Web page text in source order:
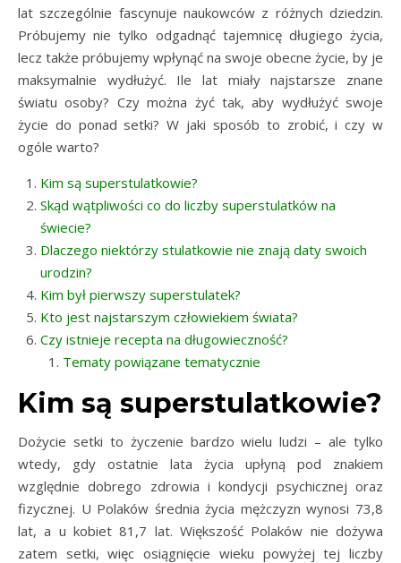
lat szczególnie fascynuje naukowców z różnych dziedzin.
Próbujemy nie tylko odgadnąć tajemnicę długiego życia,
lecz także próbujemy wpłynąć na swoje obecne życie, by je
maksymalnie wydłużyć. Ile lat miały najstarsze znane
światu osoby? Czy można żyć tak, aby wydłużyć swoje
życie do ponad setki? W jaki sposób to zrobić, i czy w
ogóle warto?
Kim są superstulatkowie?
Skąd wątpliwości co do liczby superstulatków na
świecie?
Dlaczego niektórzy stulatkowie nie znają daty swoich
urodzin?
Kim był pierwszy superstulatek?
Kto jest najstarszym człowiekiem świata?
Czy istnieje recepta na długowieczność?
Tematy powiązane tematycznie
Kim są superstulatkowie?
Dożycie setki to życzenie bardzo wielu ludzi – ale tylko
wtedy, gdy ostatnie lata życia upłyną pod znakiem
względnie dobrego zdrowia i kondycji psychicznej oraz
fizycznej. U Polaków średnia życia mężczyzn wynosi 73,8
lat, a u kobiet 81,7 lat. Większość Polaków nie dożywa
zatem setki, więc osiągnięcie wieku powyżej tej liczby